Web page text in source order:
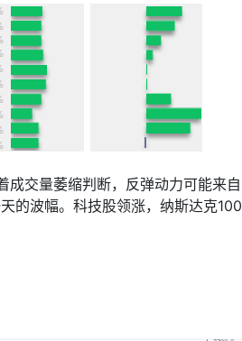
成交量萎缩判断，反弹动力可能来自
的波幅。科技股领涨，纳斯达克100